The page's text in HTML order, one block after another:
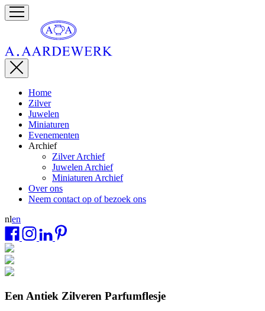
Home
Zilver
Juwelen
Miniaturen
Evenementen
Archief
Zilver Archief
Juwelen Archief
Miniaturen Archief
Over ons
Neem contact op of bezoek ons
nlen
Een Antiek Zilveren Parfumflesje